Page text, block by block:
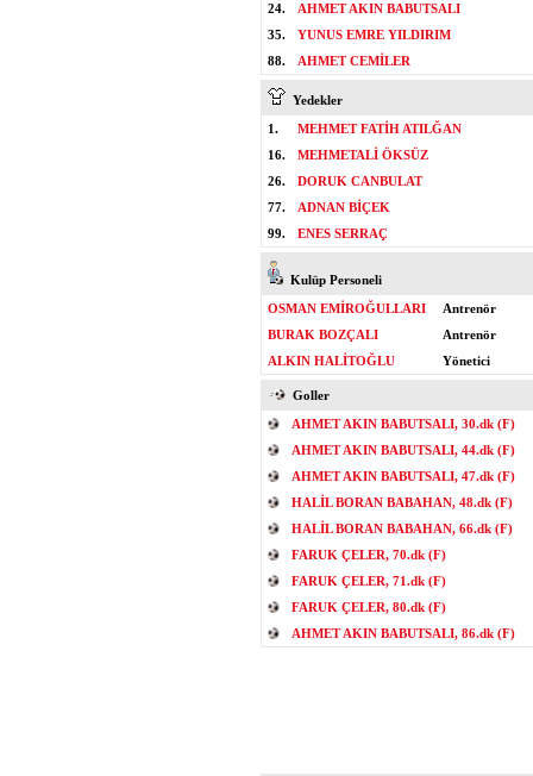
24.
AHMET AKIN BABUTSALI
35.
YUNUS EMRE YILDIRIM
88.
AHMET CEMİLER
Yedekler
1.
MEHMET FATİH ATILĞAN
16.
MEHMETALİ ÖKSÜZ
26.
DORUK CANBULAT
77.
ADNAN BİÇEK
99.
ENES SERRAÇ
Kulüp Personeli
OSMAN EMİROĞULLARI
Antrenör
BURAK BOZÇALI
Antrenör
ALKIN HALİTOĞLU
Yönetici
Goller
AHMET AKIN BABUTSALI, 30.dk (F)
AHMET AKIN BABUTSALI, 44.dk (F)
AHMET AKIN BABUTSALI, 47.dk (F)
HALİL BORAN BABAHAN, 48.dk (F)
HALİL BORAN BABAHAN, 66.dk (F)
FARUK ÇELER, 70.dk (F)
FARUK ÇELER, 71.dk (F)
FARUK ÇELER, 80.dk (F)
AHMET AKIN BABUTSALI, 86.dk (F)